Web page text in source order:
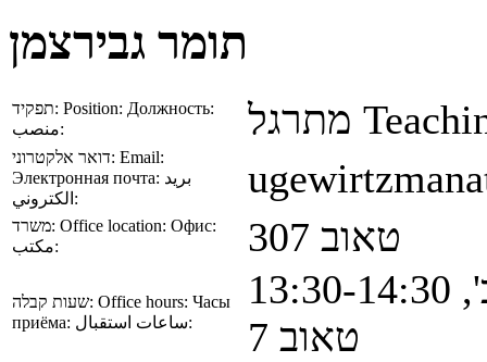
תומר גבירצמן
תפקיד: Position: Должность:
منصب:
מתרגל
דואר אלקטרוני: Email:
Электронная почта: بريد
الكتروني:
משרד: Office location: Офис:
مكتب:
טאוב 307
שעות קבלה: Office hours: Часы
приёма:
ساعات استقبال:
טאוב 7